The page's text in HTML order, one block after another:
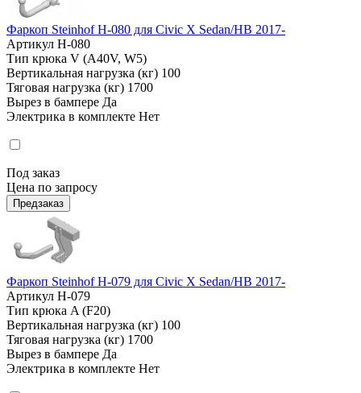
Фаркоп Steinhof H-080 для Civic X Sedan/HB 2017-
Артикул H-080
Тип крюка V (A40V, W5)
Вертикальная нагрузка (кг) 100
Тяговая нагрузка (кг) 1700
Вырез в бампере Да
Электрика в комплекте Нет
Под заказ
Цена по запросу
Предзаказ
Фаркоп Steinhof H-079 для Civic X Sedan/HB 2017-
Артикул H-079
Тип крюка A (F20)
Вертикальная нагрузка (кг) 100
Тяговая нагрузка (кг) 1700
Вырез в бампере Да
Электрика в комплекте Нет